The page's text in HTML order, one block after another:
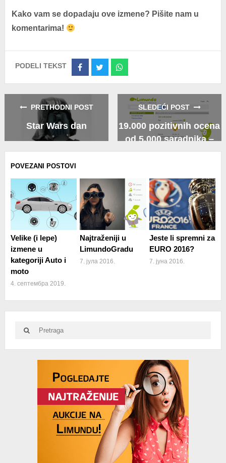
Kako vam se dopadaju ove izmene? Pišite nam u
komentarima!
PODELI TEKST
Share
Facebook
Share
Twitter
Share
Whatsapp
PRETHODNI POST
Star Wars dan
SLEDEĆI POST
19.000 pozitivnih ocena
od 5.000 saradnika –
onmaks
POVEZANI POSTOVI
Velike (i lepe)
izmene u
kategoriji Auto i
moto
4. септембра 2019.
Najtraženiji u
LimundoGradu
7. јула 2016.
Jeste li spremni za
EURO 2016?
7. јуна 2016.
for:
Search